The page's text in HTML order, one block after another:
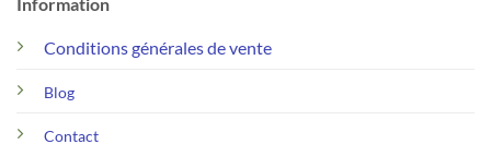
Conditions générales de vente
Blog
Contact